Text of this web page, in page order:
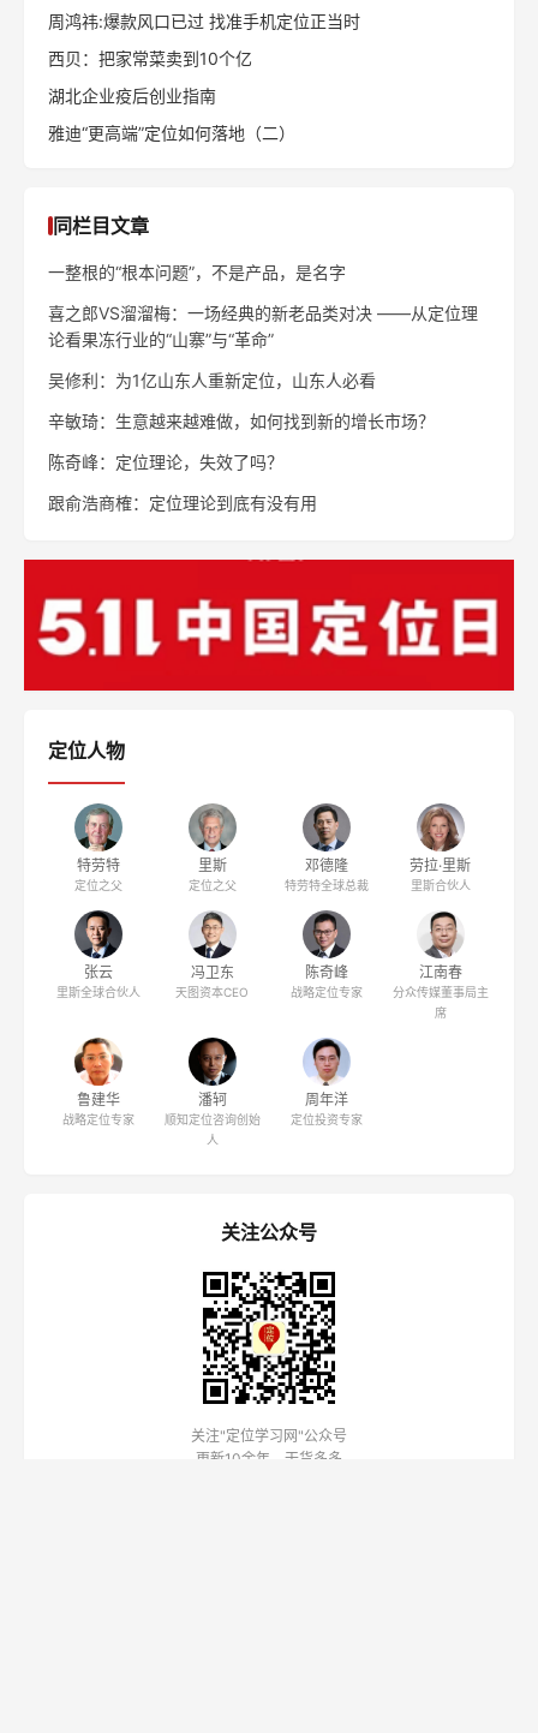
周鸿祎:爆款风口已过 找准手机定位正当时
西贝：把家常菜卖到10个亿
湖北企业疫后创业指南
雅迪“更高端”定位如何落地（二）
同栏目文章
一整根的“根本问题”，不是产品，是名字
喜之郎VS溜溜梅：一场经典的新老品类对决 ——从定位理
论看果冻行业的“山寨”与“革命”
吴修利：为1亿山东人重新定位，山东人必看
辛敏琦：生意越来越难做，如何找到新的增长市场？
陈奇峰：定位理论，失效了吗？
跟俞浩商榷：定位理论到底有没有用
定位人物
特劳特
定位之父
里斯
定位之父
邓德隆
特劳特全球总裁
劳拉·里斯
里斯合伙人
张云
里斯全球合伙人
冯卫东
天图资本CEO
陈奇峰
战略定位专家
江南春
分众传媒董事局主
席
鲁建华
战略定位专家
潘轲
顺知定位咨询创始
人
周年洋
定位投资专家
关注公众号
关注"定位学习网"公众号
更新10余年，干货多多